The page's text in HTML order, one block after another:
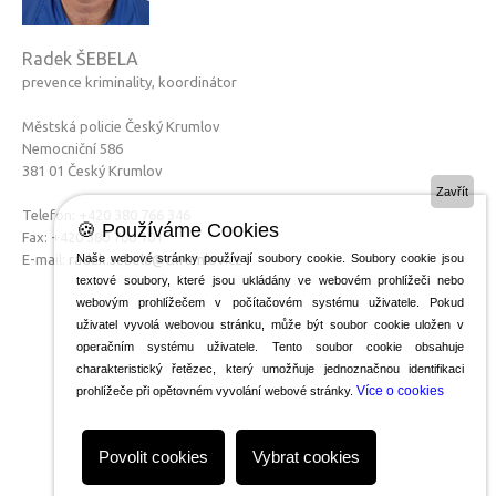
POVINNOSTI STRÁŽNÍKŮ
USTROJENOST STRÁŽNÍKŮ
MP RADÍ
NAPSALI O NÁS
PREVENCE
KAMEROVÝ SYSTÉM
DOHLED NAD DOMOVEM
ZPRAVODAJ
KONTAKT NA PREVENTISTU
AKTIVITY
AKTIVITY PRO DĚTI
Radek ŠEBELA
prevence kriminality, koordinátor
Městská policie Český Krumlov
Nemocniční 586
381 01 Český Krumlov
Telefon: +420 380 766 346
Fax: +420 380 766 101
E-mail: radek.sebela@ckrumlov.cz
Zavřít
🍪 Používáme Cookies
Naše webové stránky používají soubory cookie. Soubory cookie jsou
textové soubory, které jsou ukládány ve webovém prohlížeči nebo
webovým prohlížečem v počítačovém systému uživatele. Pokud
uživatel vyvolá webovou stránku, může být soubor cookie uložen v
operačním systému uživatele. Tento soubor cookie obsahuje
charakteristický řetězec, který umožňuje jednoznačnou identifikaci
prohlížeče při opětovném vyvolání webové stránky.Více o cookies
Povolit cookies Vybrat cookies